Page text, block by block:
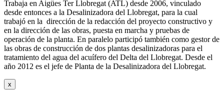
Trabaja en Aigües Ter Llobregat (ATL) desde 2006, vinculado
desde entonces a la Desalinizadora del Llobregat, para la cual
trabajó en la dirección de la redacción del proyecto constructivo y
en la dirección de las obras, puesta en marcha y pruebas de
operación de la planta. En paralelo participó también como gestor de
las obras de construcción de dos plantas desalinizadoras para el
tratamiento del agua del acuífero del Delta del Llobregat. Desde el
año 2012 es el jefe de Planta de la Desalinizadora del Llobregat.
x